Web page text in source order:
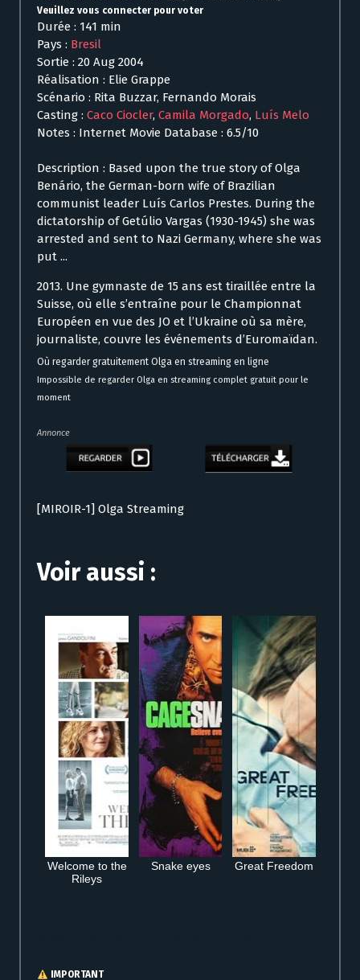
Veuillez vous connecter pour voter
Durée : 141 min
Pays : Bresil
Sortie : 20 Aug 2004
Réalisation : Elie Grappe
Scénario : Rita Buzzar, Fernando Morais
Casting : Caco Ciocler, Camila Morgado, Luís Melo
Notes : Internet Movie Database : 6.5/10
Description : Based upon the true story of Olga
Benário, the German-born wife of Brazilian
communist leader Luís Carlos Prestes. During the
dictatorship of Getúlio Vargas (1930-1945) she was
arrested and sent to Nazi Germany, where she was
put ...
2013. Une gymnaste de 15 ans est tiraillée entre la
Suisse, où elle s’entraîne pour le Championnat
Européen en vue des JO et l’Ukraine où sa mère,
journaliste, couvre les événements d’Euromaïdan.
Où regarder gratuitement Olga en streaming en ligne
Impossible de regarder Olga en streaming complet gratuit pour le
moment
Annonce
[MIROIR-1] Olga Streaming
Voir aussi :
Welcome to the
Rileys
Snake eyes Great Freedom
IMPORTANT